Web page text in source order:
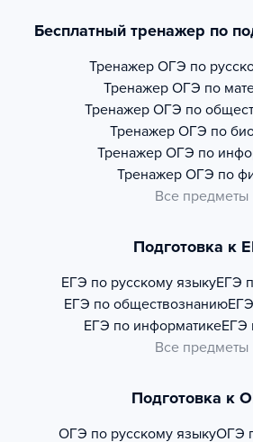
Бесплатный тренажер по
Тренажер ОГЭ по
Тренажер ОГЭ по
Тренажер ОГЭ по
Тренажер ОГЭ по
Тренажер ОГЭ по
Тренажер ОГЭ по
Все предметы
Подготовка к
ЕГЭ по русскому языкуЕГЭ
ЕГЭ по обществознанию
ЕГЭ по информатикеЕГЭ
Все предметы
Подготовка к
ОГЭ по русскому языкуОГЭ